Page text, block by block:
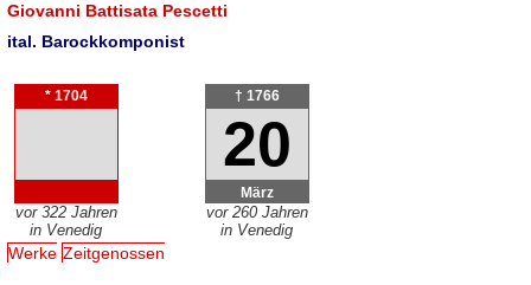
Giovanni Battisata Pescetti
ital. Barockkomponist
* 1704
vor 322 Jahren
in Venedig
† 1766
20
März
vor 260 Jahren
in Venedig
Werke Zeitgenossen